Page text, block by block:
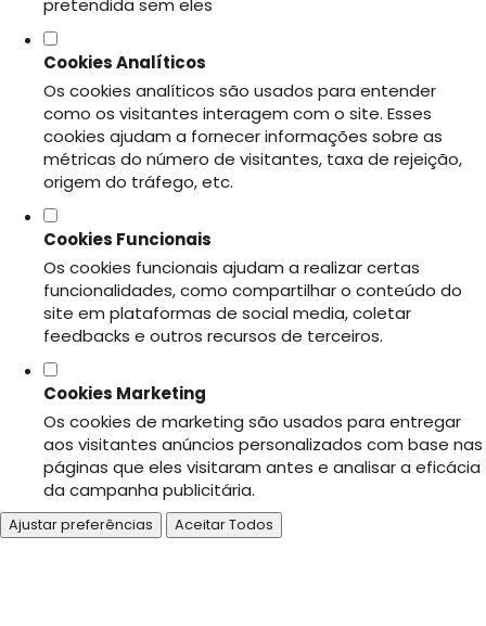
pretendida sem eles
Cookies Analíticos
Os cookies analíticos são usados para entender
como os visitantes interagem com o site. Esses
cookies ajudam a fornecer informações sobre as
métricas do número de visitantes, taxa de rejeição,
origem do tráfego, etc.
Cookies Funcionais
Os cookies funcionais ajudam a realizar certas
funcionalidades, como compartilhar o conteúdo do
site em plataformas de social media, coletar
feedbacks e outros recursos de terceiros.
Cookies Marketing
Os cookies de marketing são usados para entregar
aos visitantes anúncios personalizados com base nas
páginas que eles visitaram antes e analisar a eficácia
da campanha publicitária.
Ajustar preferências Aceitar Todos